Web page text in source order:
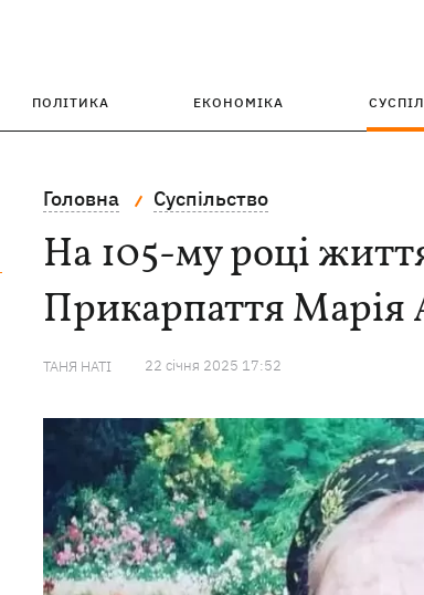
ПОЛІТИКА ЕКОНОМІКА
Головна Суспільство
На 105-му році
Прикарпаття
ТАНЯ НАТІ 22 сiчня 2025 17:52